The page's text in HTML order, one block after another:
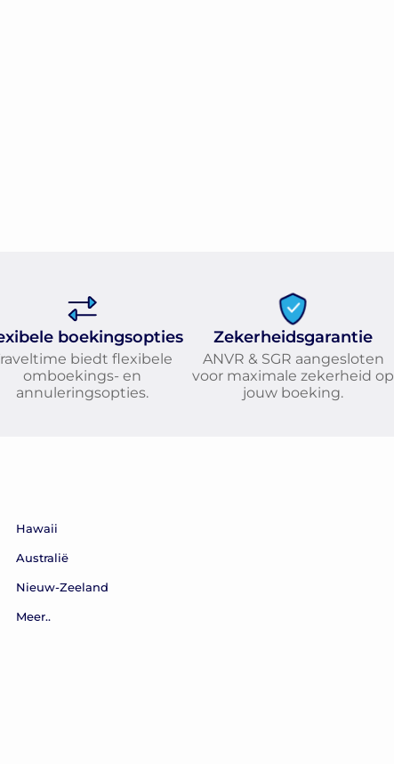
boekingsopties
biedt flexibele
omboekings- en
annuleringsopties.
Zekerheidsgarantie
ANVR & SGR aangesloten
voor maximale zekerheid op
jouw boeking.
Hawaii
Australië
Nieuw-Zeeland
Meer..